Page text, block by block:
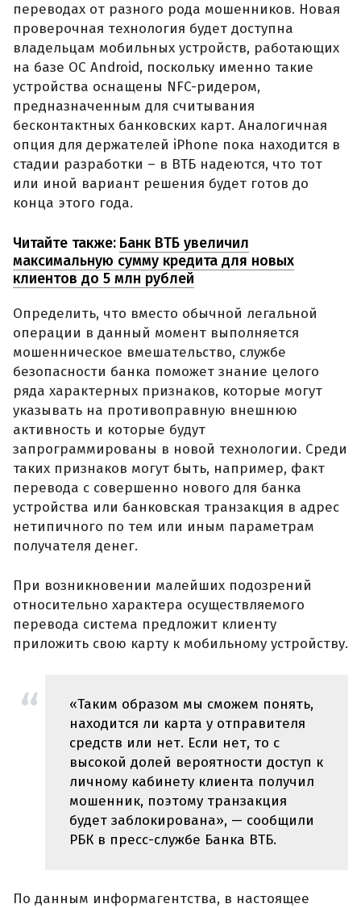
переводах от разного рода мошенников. Новая
проверочная технология будет доступна
владельцам мобильных устройств, работающих
на базе ОС Android, поскольку именно такие
устройства оснащены NFC-ридером,
предназначенным для считывания
бесконтактных банковских карт. Аналогичная
опция для держателей iPhone пока находится в
стадии разработки – в ВТБ надеются, что тот
или иной вариант решения будет готов до
конца этого года.
Читайте также: Банк ВТБ увеличил
максимальную сумму кредита для новых
клиентов до 5 млн рублей
Определить, что вместо обычной легальной
операции в данный момент выполняется
мошенническое вмешательство, службе
безопасности банка поможет знание целого
ряда характерных признаков, которые могут
указывать на противоправную внешнюю
активность и которые будут
запрограммированы в новой технологии. Среди
таких признаков могут быть, например, факт
перевода с совершенно нового для банка
устройства или банковская транзакция в адрес
нетипичного по тем или иным параметрам
получателя денег.
При возникновении малейших подозрений
относительно характера осуществляемого
перевода система предложит клиенту
приложить свою карту к мобильному устройству.
«Таким образом мы сможем понять,
находится ли карта у отправителя
средств или нет. Если нет, то с
высокой долей вероятности доступ к
личному кабинету клиента получил
мошенник, поэтому транзакция
будет заблокирована», — сообщили
РБК в пресс-службе Банка ВТБ.
По данным информагентства, в настоящее